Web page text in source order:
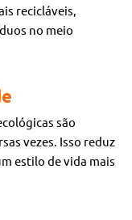
recicláveis,
no meio
são
vezes. Isso reduz
estilo de vida mais